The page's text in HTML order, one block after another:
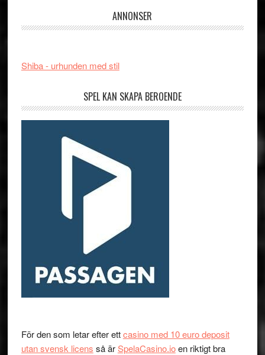
ANNONSER
Shiba - urhunden med stil
SPEL KAN SKAPA BEROENDE
För den som letar efter ettcasino med 10 euro deposit
utan svensk licens så ärSpelaCasino.ioen riktigt bra